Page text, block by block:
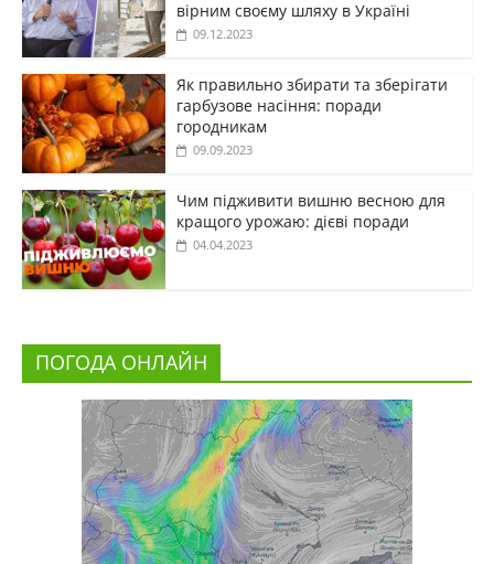
вірним своєму шляху в Україні
09.12.2023
Як правильно збирати та зберігати
гарбузове насіння: поради
городникам
09.09.2023
Чим підживити вишню весною для
кращого урожаю: дієві поради
04.04.2023
ПОГОДА ОНЛАЙН